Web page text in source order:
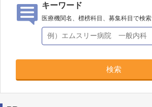
キーワード
医療機関名、標榜科目、募集科目で検索
検索